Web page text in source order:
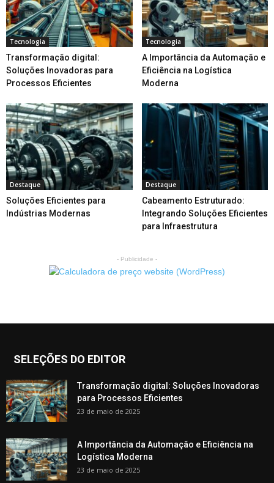
Tecnologia
Transformação digital:
Soluções Inovadoras para
Processos Eficientes
Tecnologia
A Importância da Automação e
Eficiência na Logística
Moderna
Destaque
Soluções Eficientes para
Indústrias Modernas
Destaque
Cabeamento Estruturado:
Integrando Soluções Eficientes
para Infraestrutura
- Publicidade -
SELEÇÕES DO EDITOR
Transformação digital: Soluções Inovadoras
para Processos Eficientes
23 de maio de 2025
A Importância da Automação e Eficiência na
Logística Moderna
23 de maio de 2025